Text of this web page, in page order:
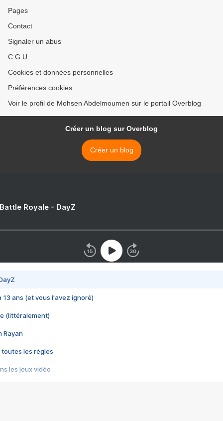
Pages
Contact
Signaler un abus
C.G.U.
Cookies et données personnelles
Préférences cookies
Voir le profil de Mohsen Abdelmoumen sur le portail Overblog
Créer un blog sur Overblog
Créer un blog
Royale - DayZ
13 ans (et vous l'avez ignoré)
(littéralement)
Rayan
toutes les règles
les jeux vidéo